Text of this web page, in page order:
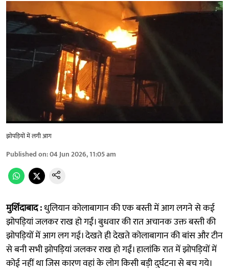
झोपड़ियों में लगी आग
Published on:04 Jun 2026, 11:05 am
मुर्शिदाबाद :धुलियान कोलाबागान की एक बस्ती में आग लगने से कई
झोपड़ियां जलकर राख हो गईं। बुधवार की रात अचानक उक्त बस्ती की
झोपड़ियों में आग लग गई। देखते ही देखते कोलाबागान की बांस और टीन
से बनी सभी झोपड़ियां जलकर राख हो गईं। हालांकि रात में झोपड़ियों में
कोई नहीं था जिस कारण वहां के लोग किसी बड़ी दुर्घटना से बच गये।